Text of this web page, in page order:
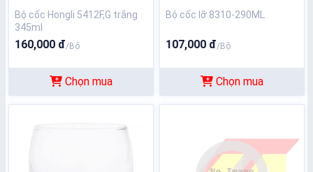
Bộ cốc Hongli 5412F,G trắng
345ml
160,000 đ/Bộ
Chọn mua
Bộ cốc lỡ 8310-290ML
107,000 đ/Bộ
Chọn mua